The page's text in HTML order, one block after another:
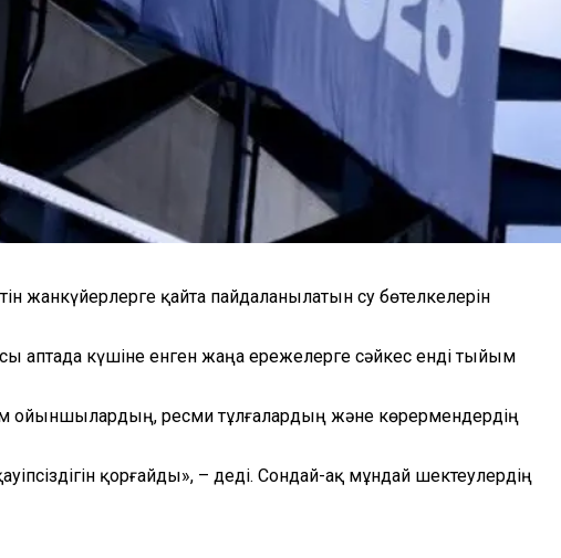
жанкүйерлерге қайта пайдаланылатын су бөтелкелерін
аптада күшіне енген жаңа ережелерге сәйкес енді тыйым
ойыншылардың, ресми тұлғалардың және көрермендердің
қорғайды», – деді. Сондай-ақ мұндай шектеулердің